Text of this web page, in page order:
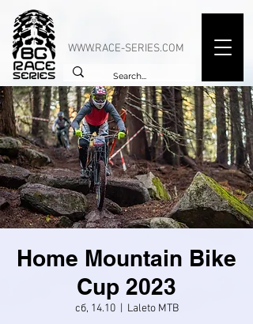
WWW.RACE-SERIES.COM
Home Mountain Bike
Cup 2023
сб, 14.10
  |
Laleto MTB